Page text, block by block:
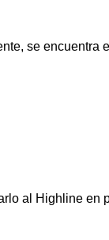
se encuentra
al Highline en